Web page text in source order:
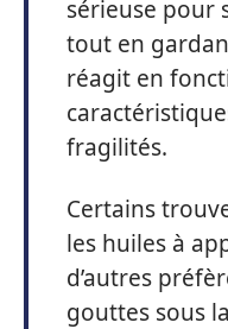
sérieuse pour
tout en
réagit en
fragilités.
Certains
les huiles à
d’autres
gouttes sous